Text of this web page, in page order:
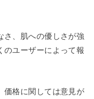
さ、肌への優しさが強
のユーザーによって報
価格に関しては意見が